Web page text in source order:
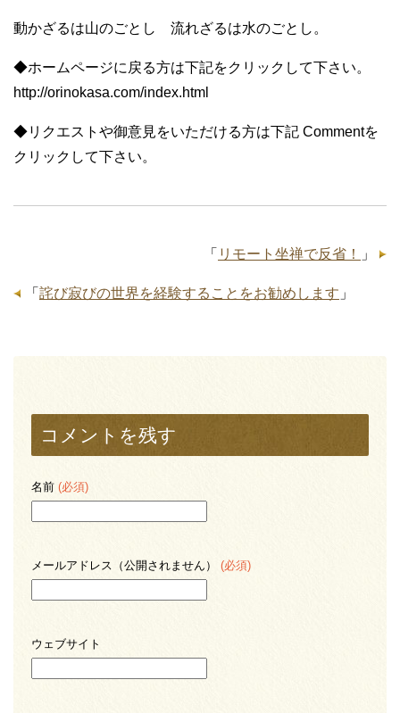
動かざるは山のごとし 流れざるは水のごとし。
◆ホームページに戻る方は下記をクリックして下さい。
http://orinokasa.com/index.html
◆リクエストや御意見をいただける方は下記 Commentを
クリックして下さい。
「 リモート坐禅で反省！ 」
「 詫び寂びの世界を経験することをお勧めします 」
コメントを残す
名前 (必須)
メールアドレス（公開されません） (必須)
ウェブサイト